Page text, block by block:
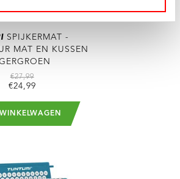
SPIJKERMAT -
MAT EN KUSSEN
€27,99
€24,99